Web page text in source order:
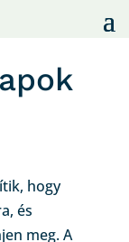
hogy
és
meg. A